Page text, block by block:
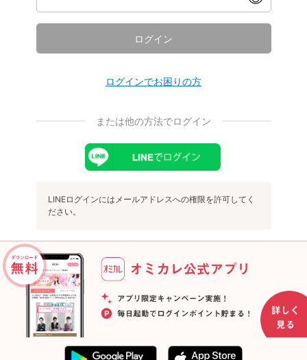
ログイン
ログインでお困りの方
または他の方法でログイン
LINEログインにはメールアドレスへの権限を許可してく
ださい。